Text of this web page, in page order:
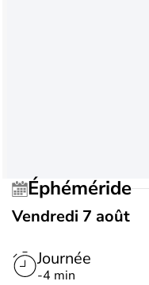
Éphéméride
Vendredi 7 août
Journée
-4 min